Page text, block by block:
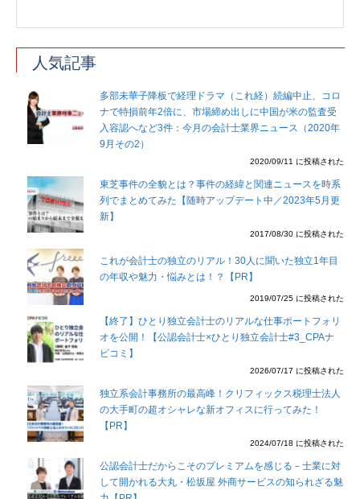
人気記事
多部未華子降板で経理ドラマ（これ経）続編中止、コロ
ナで特損前年2倍に、市場締め出しに中国が米の監査受
入容認へなど3件：今月の会計士業界ニュース（2020年
9月その2）
2020/09/11 に投稿された
東芝事件の全貌とは？事件の経緯と関連ニュースを時系
列でまとめてみた【随時アップデート中／2023年5月更
新】
2017/08/30 に投稿された
これが会計士の独立のリアル！30人に聞いた独立1年目
の年収や魅力・悩みとは！？【PR】
2019/07/25 に投稿された
【終了】ひとり独立会計士のリアルな仕事ポートフォリ
オを公開！【公認会計士×ひとり独立会計士#3_CPAナ
ビコミ】
2026/07/17 に投稿された
独立系会計事務所の最高峰！クリフィックス税理士法人
の大手町の超オシャレな新オフィスに行ってみた！
【PR】
2024/07/18 に投稿された
公認会計士だからこそのプレミアムを感じる－士業に対
して開かれる大丸・松坂屋 外商サービスの知られざる魅